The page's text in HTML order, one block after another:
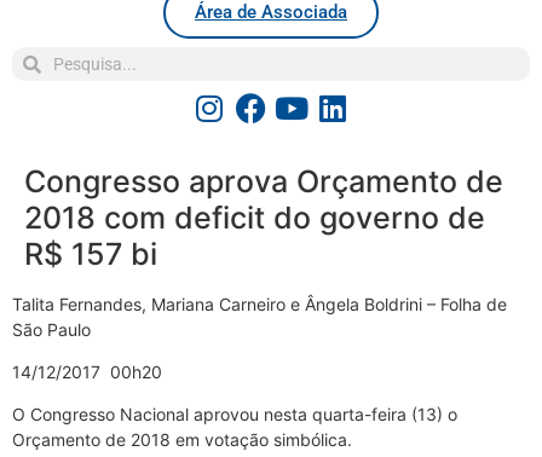
Área de Associada
Congresso aprova Orçamento de
2018 com deficit do governo de
R$ 157 bi
Talita Fernandes, Mariana Carneiro e Ângela Boldrini – Folha de
São Paulo
14/12/2017 00h20
O Congresso Nacional aprovou nesta quarta-feira (13) o
Orçamento de 2018 em votação simbólica.